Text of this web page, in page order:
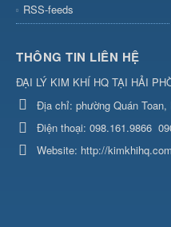
RSS-feeds
THÔNG TIN LIÊN HỆ
ĐẠI LÝ KIM KHÍ HQ TẠI HẢI
Địa chỉ: phường Quán
Điện thoại: 098.161.9866
Website: http://kimkhihq.com